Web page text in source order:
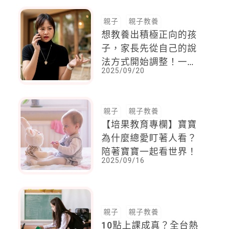
親子 親子教養
想教養出積極正向的孩
子，家長先從自己的說
法方式開始調整！一表
帶你看見你的負面言語
2025/09/20
親子 親子教養
【培果教育專欄】寶寶
為什麼總愛盯著人看？
陪著寶寶一起看世界！
2025/09/16
親子 親子教養
10點上課成真？全台熱